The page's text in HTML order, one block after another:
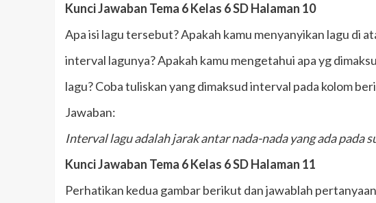
Kunci Jawaban Tema 6 Kelas 6 SD Halaman 10
Apa isi lagu tersebut? Apakah kamu menyanyikan lagu di
interval lagunya? Apakah kamu mengetahui apa yg
lagu? Coba tuliskan yang dimaksud interval pada kolom
Jawaban:
Interval lagu adalah jarak antar nada-nada yang ada pada
Kunci Jawaban Tema 6 Kelas 6 SD Halaman 11
Perhatikan kedua gambar berikut dan jawablah